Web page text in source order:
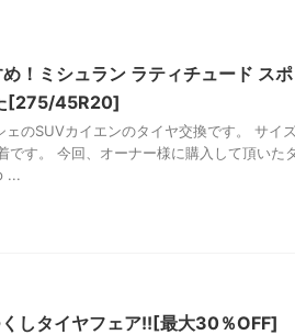
！ミシュラン ラティチュード スポ
[275/45R20]
のSUVカイエンのタイヤ交換です。 サイ
す。 今回、オーナー様に購入して頂いた
...
しタイヤフェア!![最大30％OFF]